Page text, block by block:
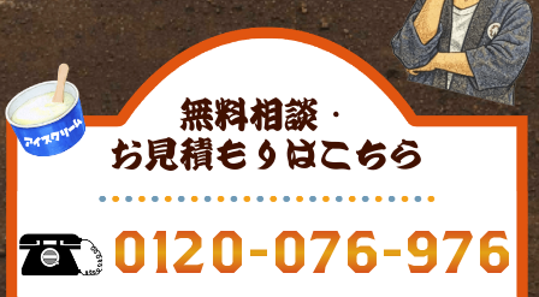
無料相談・
お見積もりはこちら
0120-076-976